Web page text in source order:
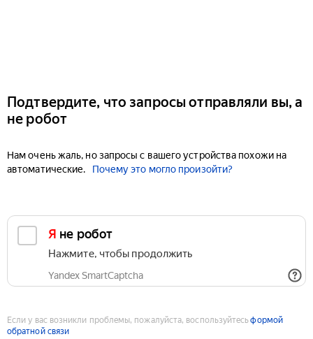
Подтвердите, что запросы отправляли вы, а
не робот
Нам очень жаль, но запросы с вашего устройства похожи на
автоматические.
Почему это могло произойти?
Я не робот
Нажмите, чтобы продолжить
Yandex SmartCaptcha
Если у вас возникли проблемы, пожалуйста, воспользуйтесьформой
обратной связи